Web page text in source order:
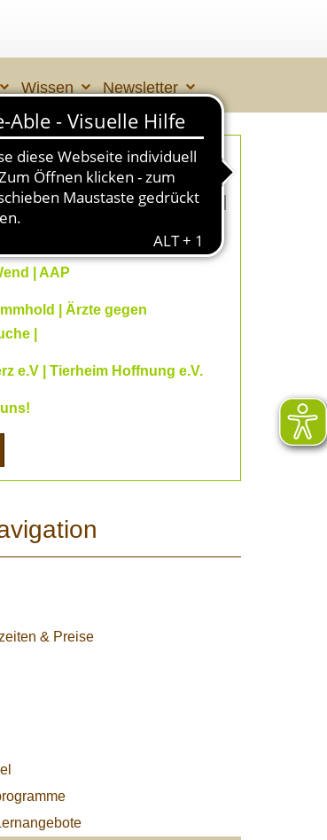
Wissen Newsletter
made in ÜBERALL 2
Fachvorträge
Herbst 2026 mit
| AAP
| Ärzte gegen
|
e.V | Tierheim Hoffnung e.V.
& Preise